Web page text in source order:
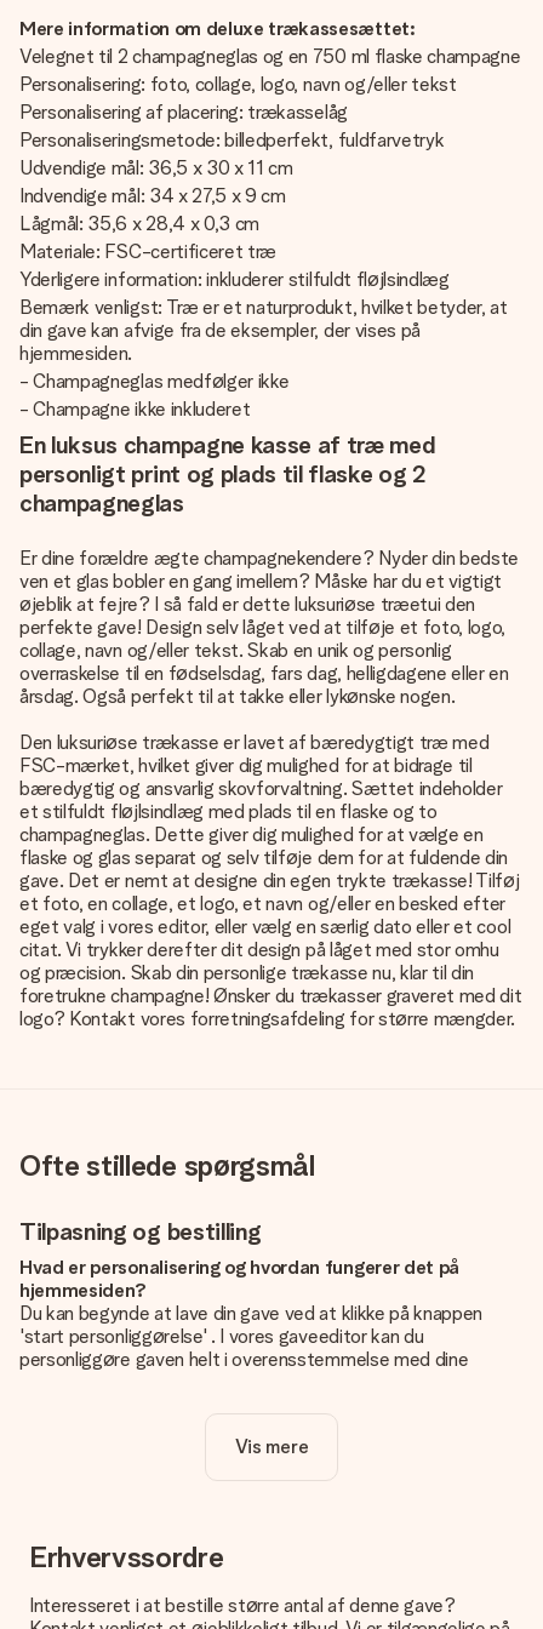
Mere information om deluxe trækassesættet:
Velegnet til 2 champagneglas og en 750 ml flaske champagne
Personalisering: foto, collage, logo, navn og/eller tekst
Personalisering af placering: trækasselåg
Personaliseringsmetode: billedperfekt, fuldfarvetryk
Udvendige mål: 36,5 x 30 x 11 cm
Indvendige mål: 34 x 27,5 x 9 cm
Lågmål: 35,6 x 28,4 x 0,3 cm
Materiale: FSC-certificeret træ
Yderligere information: inkluderer stilfuldt fløjlsindlæg
Bemærk venligst: Træ er et naturprodukt, hvilket betyder, at
din gave kan afvige fra de eksempler, der vises på
hjemmesiden.
- Champagneglas medfølger ikke
- Champagne ikke inkluderet
En luksus champagne kasse af træ med
personligt print og plads til flaske og 2
champagneglas
Er dine forældre ægte champagnekendere? Nyder din bedste
ven et glas bobler en gang imellem? Måske har du et vigtigt
øjeblik at fejre? I så fald er dette luksuriøse træetui den
perfekte gave! Design selv låget ved at tilføje et foto, logo,
collage, navn og/eller tekst. Skab en unik og personlig
overraskelse til en fødselsdag, fars dag, helligdagene eller en
årsdag. Også perfekt til at takke eller lykønske nogen.
Den luksuriøse trækasse er lavet af bæredygtigt træ med
FSC-mærket, hvilket giver dig mulighed for at bidrage til
bæredygtig og ansvarlig skovforvaltning. Sættet indeholder
et stilfuldt fløjlsindlæg med plads til en flaske og to
champagneglas. Dette giver dig mulighed for at vælge en
flaske og glas separat og selv tilføje dem for at fuldende din
gave. Det er nemt at designe din egen trykte trækasse! Tilføj
et foto, en collage, et logo, et navn og/eller en besked efter
eget valg i vores editor, eller vælg en særlig dato eller et cool
citat. Vi trykker derefter dit design på låget med stor omhu
og præcision. Skab din personlige trækasse nu, klar til din
foretrukne champagne! Ønsker du trækasser graveret med dit
logo? Kontakt vores forretningsafdeling for større mængder.
Ofte stillede spørgsmål
Tilpasning og bestilling
Hvad er personalisering og hvordan fungerer det på
hjemmesiden?
Du kan begynde at lave din gave ved at klikke på knappen
'start personliggørelse' . I vores gaveeditor kan du
personliggøre gaven helt i overensstemmelse med dine
Er personalisering inkluderet i prisen?
Prisen der vises på hjemmesiden omfatter personliggørelse
Hvordan ved jeg, om mit billede har den rigtige kvalitet?
Vi vil være sikre på, at du er helt tilfreds med din gave. Derfor
om kvaliteten af dit billede, kan du kontakte vores
Vis mere
Erhvervssordre
Interesseret i at bestille større antal af denne gave?